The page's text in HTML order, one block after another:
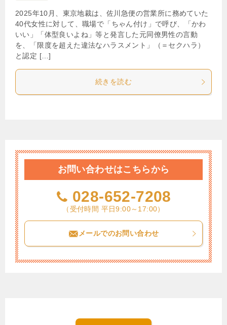
2025年10月、東京地裁は、佐川急便の営業所に務めていた
40代女性に対して、職場で「ちゃん付け」で呼び、「かわ
いい」「体型良いよね」等と発言した元同僚男性の言動
を、「限度を超えた違法なハラスメント」（＝セクハラ）
と認定 […]
続きを読む
お問い合わせはこちらから
028-652-7208
（受付時間 平日9:00～17:00）
メールでのお問い合わせ